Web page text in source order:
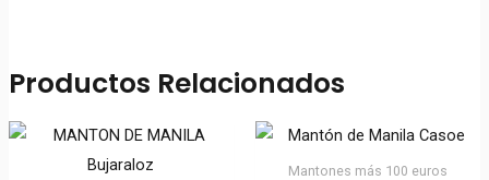
Productos Relacionados
Mantones más 100 euros